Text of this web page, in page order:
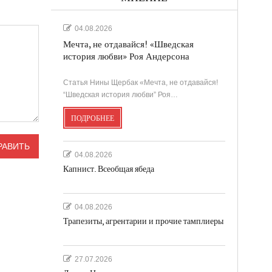
04.08.2026
Мечта, не отдавайся! «Шведская
история любви» Роя Андерсона
Статья Нины Щербак «Мечта, не отдавайся!
“Шведская история любви” Роя…
ПОДРОБНЕЕ
04.08.2026
Капнист. Всеобщая ябеда
04.08.2026
Трапезиты, агрентарии и прочие тамплиеры
27.07.2026